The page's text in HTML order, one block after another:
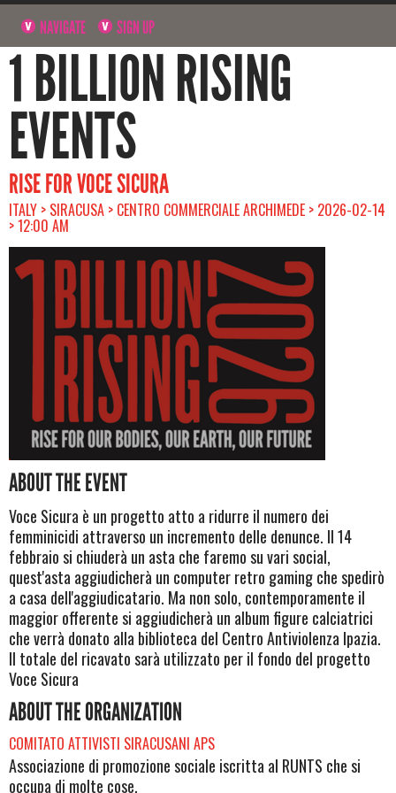
NAVIGATE SIGN UP
1 BILLION RISING
EVENTS
RISE FOR VOCE SICURA
ITALY > SIRACUSA > CENTRO COMMERCIALE ARCHIMEDE > 2026-02-14
> 12:00 AM
ABOUT THE EVENT
Voce Sicura è un progetto atto a ridurre il numero dei
femminicidi attraverso un incremento delle denunce. Il 14
febbraio si chiuderà un asta che faremo su vari social,
quest'asta aggiudicherà un computer retro gaming che spedirò
a casa dell'aggiudicatario. Ma non solo, contemporamente il
maggior offerente si aggiudicherà un album figure calciatrici
che verrà donato alla biblioteca del Centro Antiviolenza Ipazia.
Il totale del ricavato sarà utilizzato per il fondo del progetto
Voce Sicura
ABOUT THE ORGANIZATION
COMITATO ATTIVISTI SIRACUSANI APS
Associazione di promozione sociale iscritta al RUNTS che si
occupa di molte cose.